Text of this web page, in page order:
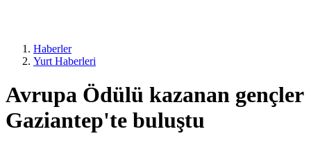
Haberler
Yurt Haberleri
Avrupa Ödülü kazanan gençler
Gaziantep'te buluştu